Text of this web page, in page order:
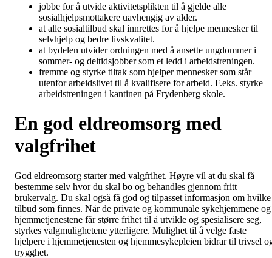
jobbe for å utvide aktivitetsplikten til å gjelde alle
sosialhjelpsmottakere uavhengig av alder.
at alle sosialtilbud skal innrettes for å hjelpe mennesker til
selvhjelp og bedre livskvalitet.
at bydelen utvider ordningen med å ansette ungdommer i
sommer- og deltidsjobber som et ledd i arbeidstreningen.
fremme og styrke tiltak som hjelper mennesker som står
utenfor arbeidslivet til å kvalifisere for arbeid. F.eks. styrke
arbeidstreningen i kantinen på Frydenberg skole.
En god eldreomsorg med
valgfrihet
God eldreomsorg starter med valgfrihet. Høyre vil at du skal få
bestemme selv hvor du skal bo og behandles gjennom fritt
brukervalg. Du skal også få god og tilpasset informasjon om hvilke
tilbud som finnes. Når de private og kommunale sykehjemmene og
hjemmetjenestene får større frihet til å utvikle og spesialisere seg,
styrkes valgmulighetene ytterligere. Mulighet til å velge faste
hjelpere i hjemmetjenesten og hjemmesykepleien bidrar til trivsel
trygghet.